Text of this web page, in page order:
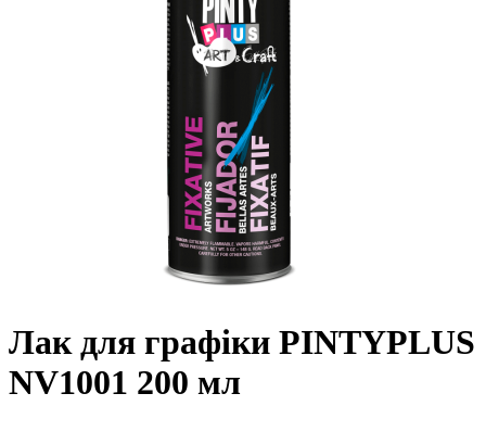
Лак для графіки PINTYPLUS
NV1001 200 мл